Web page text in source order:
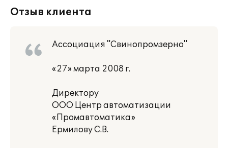
Отзыв клиента
Ассоциация "Свинопромзерно"
«27» марта 2008 г.
Директору
ООО Центр автоматизации
«Промавтоматика»
Ермилову С.В.